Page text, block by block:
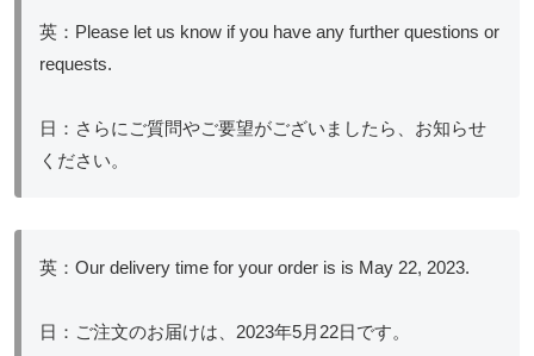
英：Please let us know if you have any further questions or
requests.
日：さらにご質問やご要望がございましたら、お知らせ
ください。
英：Our delivery time for your order is is May 22, 2023.
日：ご注文のお届けは、2023年5月22日です。